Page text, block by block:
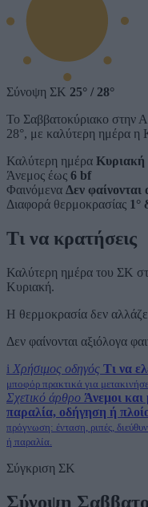
Σύνοψη ΣΚ 25° / 28°
Το Σαββατοκύριακο στην
28°, με καλύτερη ημέρα η
Καλύτερη ημέρα Κυριακή
Άνεμος έως 6 bf
Φαινόμενα Δεν
Διαφορά θερμοκρασίας 1°
Τι να κρατήσεις
Καλύτερη ημέρα του ΣΚ
Κυριακή.
Η θερμοκρασία δεν
Δεν φαίνονται αξιόλογα
i Χρήσιμος οδηγός Τι να
μποφόρ πρακτικά για
Σχετικό άρθρο Άνεμοι και
παραλία, οδήγηση ή
πρόγνωση: ένταση, ριπές,
ή παραλία.
Σύγκριση ΣΚ
Σύνοψη